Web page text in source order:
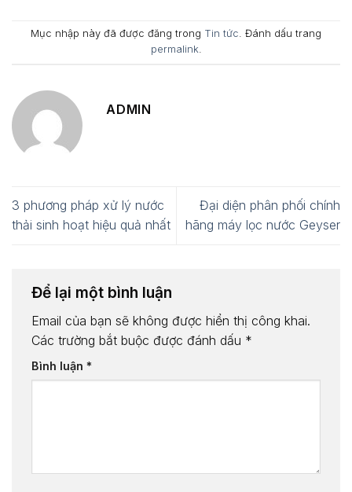
Mục nhập này đã được đăng trong Tin tức. Đánh dấu trang
permalink.
ADMIN
3 phương pháp xử lý nước
thải sinh hoạt hiệu quả nhất
Đại diện phân phối chính
hãng máy lọc nước Geyser
Để lại một bình luận
Email của bạn sẽ không được hiển thị công khai.
Các trường bắt buộc được đánh dấu *
Bình luận *